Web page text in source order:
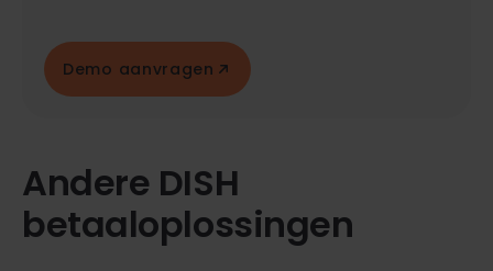
Demo aanvragen
Andere DISH
betaaloplossingen